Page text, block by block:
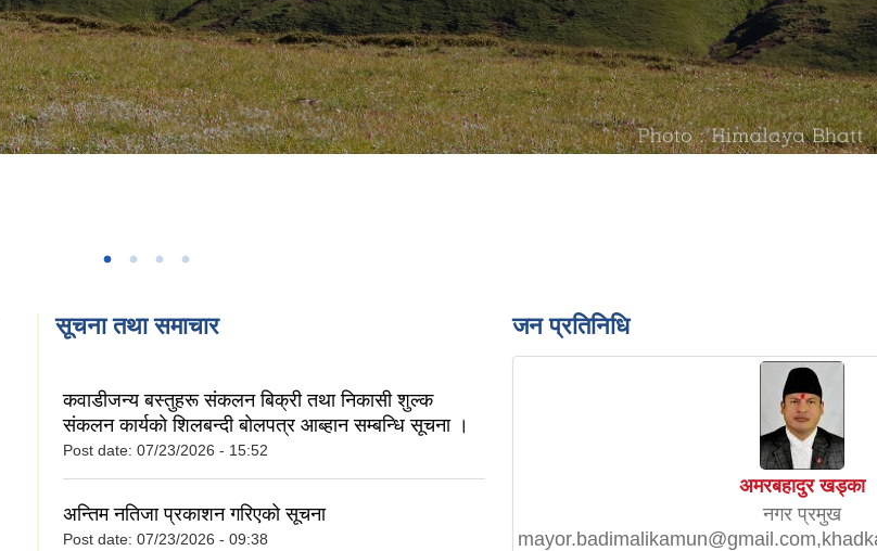
सूचना तथा समाचार
कवाडीजन्य बस्तुहरू संकलन बिक्री तथा निकासी शुल्क
संकलन कार्यकाे शिलबन्दी बाेलपत्र आब्हान सम्बन्धि सूचना ।
Post date: 07/23/2026 - 15:52
अन्तिम नतिजा प्रकाशन गरिएको सूचना
Post date: 07/23/2026 - 09:38
जन प्रतिनिधि
अमरबहादुर खड्का
नगर प्रमुख